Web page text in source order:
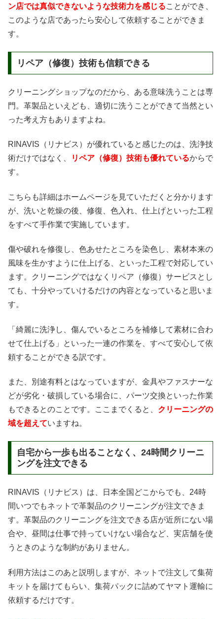
ン店では真似できないような技術力を感じることができ、
このような店であったら安心して依頼することができま
す。
リペア（修復）技術も信頼できる
クリーニングショップなのだから、ある意味洗うことは専
門。革製品といえども、適切に洗うことができて当然とい
った考え方もありますよね。
RINAVIS（リナビス）が優れていると感じたのは、洗浄技
術だけではなく、
リペア（修復）技術も優れているからで
す。
こちらも詳細はホームページを見ていただくと分かります
が、洗いと乾燥の後、修復、色入れ、仕上げといった工程
をすべて手作業で実施しています。
傷や破れを修復し、色あせたところを染色し、素材本来の
風味を生かすように仕上げる、といった工程で対応してい
ます。クリーニングではなくリペア（修復）サービスとし
ても、十分やっていけるだけの内容となっていると思いま
す。
「綺麗に洗浄し、傷んでいるところを補修して素材に合わ
せて仕上げる」といった一連の作業を、すべて安心して依
頼することができる訳です。
また、別途有料とはなっていますが、金具やファスナーな
どが劣化・破損している場合に、パーツ交換といった作業
もできるとのことです。ここまでくると、 クリーニングの
域を超えていますね。
自宅から一歩も出ることなく、24時間クリーニ
ングを注文できる
RINAVIS（リナビス）は、日本全国どこからでも、24時
間いつでもネットで革製品のクリーニングが注文できま
す。革製品のクリーニングを注文できる店が近所にない場
合や、昼間は仕事で持っていけない場合など、実店舗を使
うときのような制約がありません。
利用方法はこのあと説明しますが、ネットで注文して集荷
キットを届けてもらい、集荷パックに詰めてヤマト運輸に
依頼するだけです。